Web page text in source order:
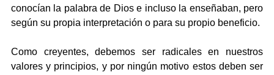
conocían la palabra de Dios e incluso la enseñaban, pero
según su propia interpretación o para su propio beneficio.
Como creyentes, debemos ser radicales en nuestros
valores y principios, y por ningún motivo estos deben ser